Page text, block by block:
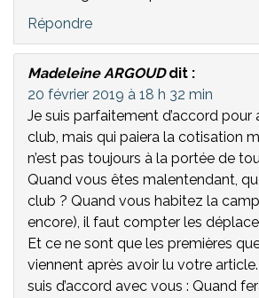
Répondre
Madeleine ARGOUD dit :
20 février 2019 à 18 h 32 min
Je suis parfaitement d’accord pour
club, mais qui paiera la cotisation
n’est pas toujours à la portée de
Quand vous êtes malentendant,
club ? Quand vous habitez la
encore), il faut compter les
Et ce ne sont que les premières
viennent après avoir lu votre
suis d’accord avec vous : Quand